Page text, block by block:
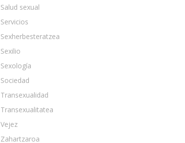
Salud sexual
Servicios
Sexherbesteratzea
Sexilio
Sexología
Sociedad
Transexualidad
Transexualitatea
Vejez
Zahartzaroa